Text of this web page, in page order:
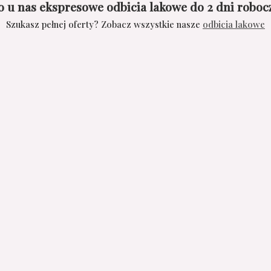
u nas ekspresowe odbicia lakowe do 2 dni
Szukasz pełnej oferty? Zobacz wszystkie nasze odbicia lakowe